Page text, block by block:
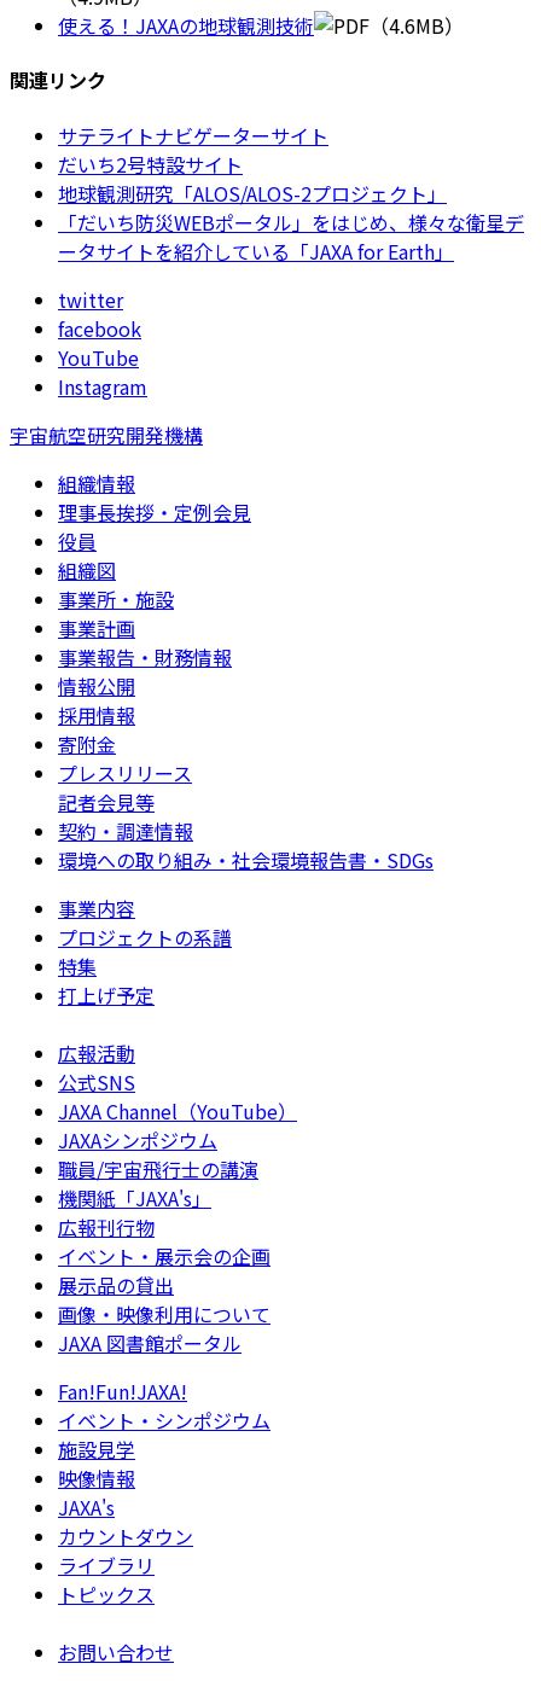
使える！JAXAの地球観測技術
（4.6MB）
関連リンク
サテライトナビゲーターサイト
だいち2号特設サイト
地球観測研究「ALOS/ALOS-2プロジェクト」
「だいち防災WEBポータル」をはじめ、様々な衛星デ
ータサイトを紹介している「JAXA for Earth」
twitter
facebook
YouTube
Instagram
宇宙航空研究開発機構
組織情報
理事長挨拶・定例会見
役員
組織図
事業所・施設
事業計画
事業報告・財務情報
情報公開
採用情報
寄附金
プレスリリース
記者会見等
契約・調達情報
環境への取り組み・社会環境報告書・SDGs
事業内容
プロジェクトの系譜
特集
打上げ予定
広報活動
公式SNS
JAXA Channel（YouTube）
JAXAシンポジウム
職員/宇宙飛行士の講演
機関紙「JAXA's」
広報刊行物
イベント・展示会の企画
展示品の貸出
画像・映像利用について
JAXA 図書館ポータル
Fan!Fun!JAXA!
イベント・シンポジウム
施設見学
映像情報
JAXA's
カウントダウン
ライブラリ
トピックス
お問い合わせ